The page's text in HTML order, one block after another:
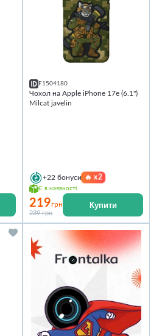
F1504180
Чохол на Apple iPhone 17e (6.1")
Milcat javelin
+22 бонуси 🔥x2
Є в наявності
219грн
239 грн
Купити